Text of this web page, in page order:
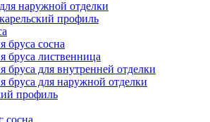
наружной отделки
профиль
бруса сосна
бруса лиственница
бруса для внутренней отделки
бруса для наружной отделки
профиль